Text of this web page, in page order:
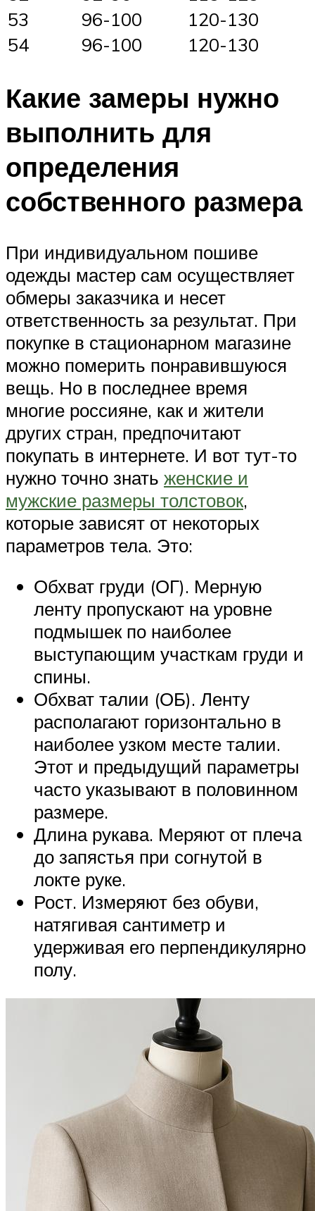
53
96-100
120-130
54
96-100 120-130
Какие замеры нужно
выполнить для
определения
собственного размера
При индивидуальном пошиве
одежды мастер сам осуществляет
обмеры заказчика и несет
ответственность за результат. При
покупке в стационарном магазине
можно померить понравившуюся
вещь. Но в последнее время
многие россияне, как и жители
других стран, предпочитают
покупать в интернете. И вот тут-то
нужно точно знать женские и
мужские размеры толстовок,
которые зависят от некоторых
параметров тела. Это:
Обхват груди (ОГ). Мерную
ленту пропускают на уровне
подмышек по наиболее
выступающим участкам груди и
спины.
Обхват талии (ОБ). Ленту
располагают горизонтально в
наиболее узком месте талии.
Этот и предыдущий параметры
часто указывают в половинном
размере.
Длина рукава. Меряют от плеча
до запястья при согнутой в
локте руке.
Рост. Измеряют без обуви,
натягивая сантиметр и
удерживая его перпендикулярно
полу.